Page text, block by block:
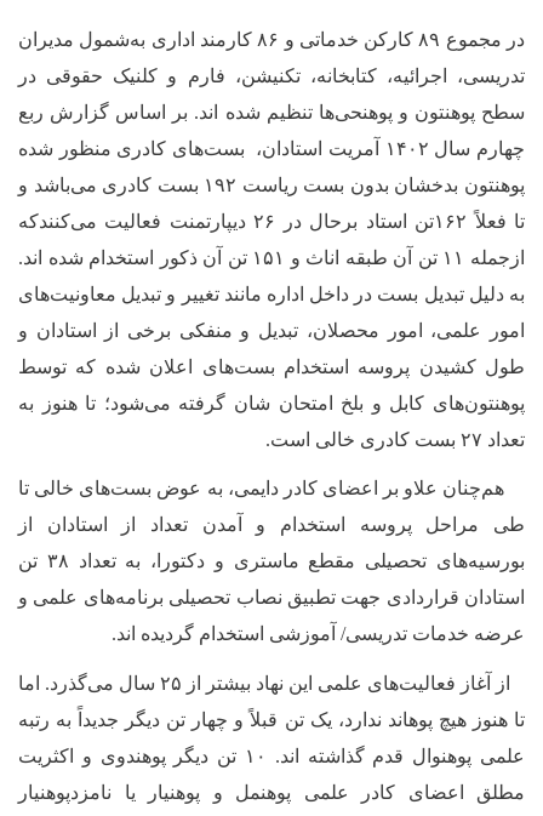
در مجموع ۸۹ کارکن خدماتی و ۸۶ کارمند اداری به‌شمول مدیران
تدریسی، اجرائیه، کتابخانه، تکنیشن، فارم و کلنیک حقوقی در
سطح پوهنتون و پوهنحی‌ها تنظیم شده اند. بر اساس گزارش ربع
چهارم سال ۱۴۰۲ آمریت استادان، بست‌های کادری منظور شده
پوهنتون بدخشان بدون بست ریاست ۱۹۲ بست کادری می‌باشد و
تا فعلاً ۱۶۲تن استاد برحال در ۲۶ دیپارتمنت فعالیت‌ می‌کنندکه
ازجمله ۱۱ تن آن طبقه اناث و ۱۵۱ تن آن ذکور استخدام شده اند.
به دلیل تبدیل بست در داخل اداره مانند تغییر و تبدیل معاونیت‌های
امور علمی، امور محصلان، تبدیل و منفکی برخی از استادان و
طول کشیدن پروسه استخدام بست‌های اعلان شده که توسط
پوهنتون‌های کابل و بلخ امتحان شان گرفته می‌شود؛ تا هنوز به
تعداد ۲۷ بست کادری خالی است.
هم‌‌چنان علاو بر اعضای کادر دایمی، به عوض بست‌های خالی تا
طی مراحل پروسه استخدام و آمدن تعداد از استادان از
بورسیه‌های تحصیلی مقطع ماستری و دکتورا، به تعداد ۳۸ تن
استادان قراردادی جهت تطبیق نصاب تحصیلی برنامه‌های علمی و
عرضه خدمات تدریسی/ آموزشی استخدام گردیده اند.
از آغاز فعالیت‌های علمی این نهاد بیشتر از ۲۵ سال می‌گذرد. اما
تا هنوز هیچ پوهاند ندارد، یک تن قبلاً و چهار تن دیگر جدیداً به رتبه
علمی پوهنوال قدم گذاشته اند. ۱۰ تن دیگر پوهندوی و اکثریت
مطلق اعضای کادر علمی پوهنمل و پوهنیار یا نامزدپوهنیار